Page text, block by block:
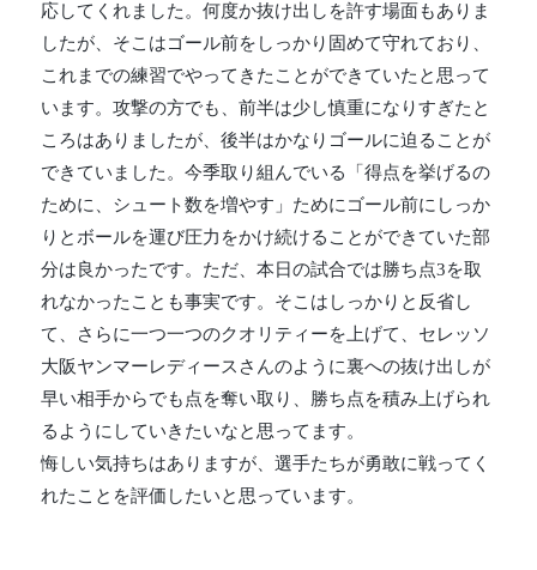
応してくれました。何度か抜け出しを許す場面もありま
したが、そこはゴール前をしっかり固めて守れており、
これまでの練習でやってきたことができていたと思って
います。攻撃の方でも、前半は少し慎重になりすぎたと
ころはありましたが、後半はかなりゴールに迫ることが
できていました。今季取り組んでいる「得点を挙げるの
ために、シュート数を増やす」ためにゴール前にしっか
りとボールを運び圧力をかけ続けることができていた部
分は良かったです。ただ、本日の試合では勝ち点3を取
れなかったことも事実です。そこはしっかりと反省し
て、さらに一つ一つのクオリティーを上げて、セレッソ
大阪ヤンマーレディースさんのように裏への抜け出しが
早い相手からでも点を奪い取り、勝ち点を積み上げられ
るようにしていきたいなと思ってます。
悔しい気持ちはありますが、選手たちが勇敢に戦ってく
れたことを評価したいと思っています。